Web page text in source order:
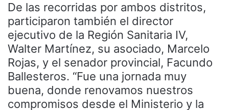
De las recorridas por ambos distritos,
participaron también el director
ejecutivo de la Región Sanitaria IV,
Walter Martínez, su asociado, Marcelo
Rojas, y el senador provincial, Facundo
Ballesteros. “Fue una jornada muy
buena, donde renovamos nuestros
compromisos desde el Ministerio y la